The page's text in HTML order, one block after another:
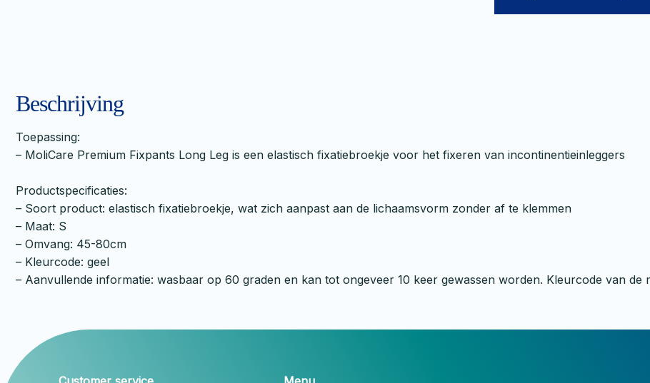
Beschrijving
Toepassing:
– MoliCare Premium Fixpants Long Leg is een elastisch fixatiebroekje voor het fixeren van incontinentieinleggers
Productspecificaties:
– Soort product: elastisch fixatiebroekje, wat zich aanpast aan de lichaamsvorm zonder af te klemmen
– Maat: S
– Omvang: 45-80cm
– Kleurcode: geel
– Aanvullende informatie: wasbaar op 60 graden en kan tot ongeveer 10 keer gewassen worden. Kleurcode van de